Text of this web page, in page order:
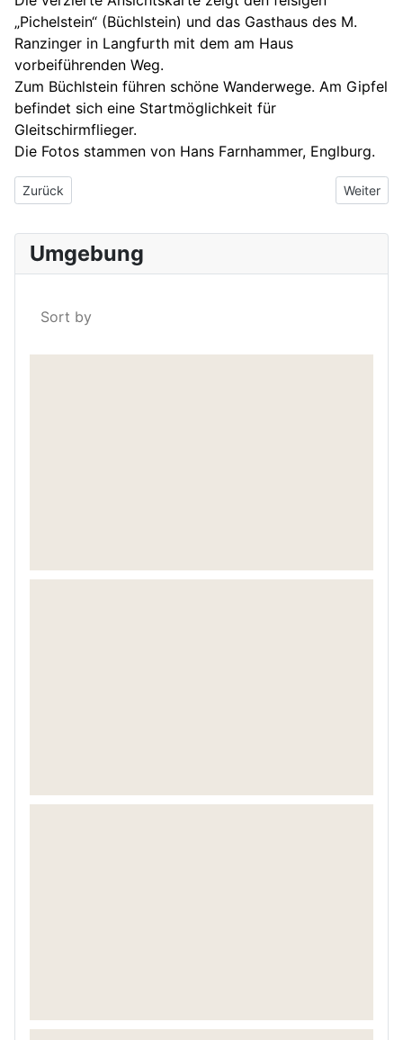
„Pichelstein“ (Büchlstein) und das Gasthaus des M.
Ranzinger in Langfurth mit dem am Haus
vorbeiführenden Weg.
Zum Büchlstein führen schöne Wanderwege. Am Gipfel
befindet sich eine Startmöglichkeit für
Gleitschirmflieger.
Die Fotos stammen von Hans Farnhammer, Englburg.
Vorheriger Beitrag: Gruß aus Niederalteich um 1915
Zurück Nächster
Weiter
Umgebung
Sort by